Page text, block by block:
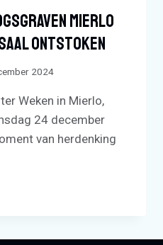
Mierlo
Ontstoken
2024
Weken in Mierlo,
24 december
van herdenking